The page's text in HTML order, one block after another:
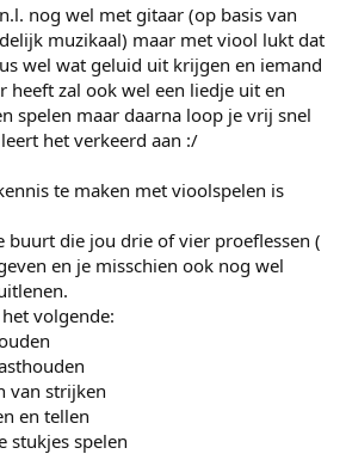
nog wel met gitaar (op basis van
muzikaal) maar met viool lukt dat
wel wat geluid uit krijgen en iemand
heeft zal ook wel een liedje uit en
spelen maar daarna loop je vrij snel
het verkeerd aan :/
te maken met vioolspelen is
buurt die jou drie of vier proeflessen (
en je misschien ook nog wel
volgende:
van strijken
en tellen
stukjes spelen